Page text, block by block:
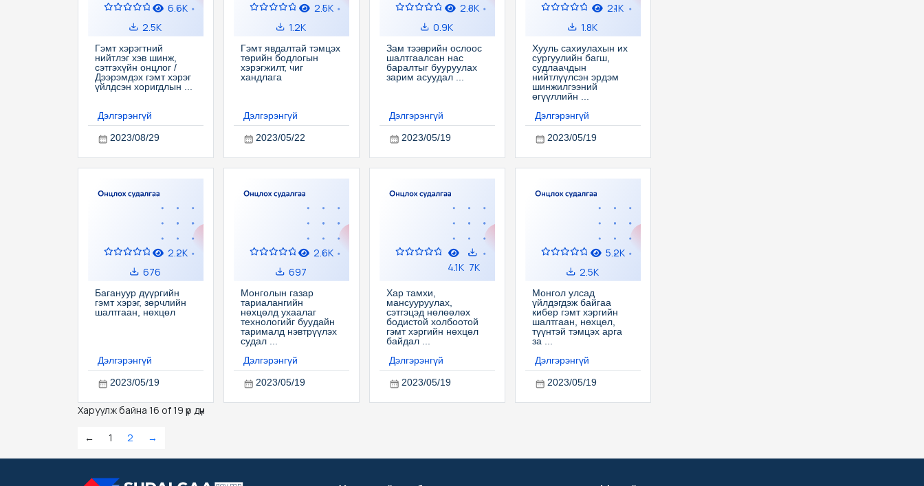
6.6K
2.5K
Гэмт хэрэгтний
нийтлэг хэв шинж,
сэтгэхүйн онцлог /
Дээрэмдэх гэмт хэрэг
үйлдсэн хоригдлын ...
Дэлгэрэнгүй
2023/08/29
2.5K
1.2K
Гэмт явдалтай тэмцэх
төрийн бодлогын
хэрэгжилт, чиг
хандлага
Дэлгэрэнгүй
2023/05/22
2.8K
0.9K
Зам тээврийн ослоос
шалтгаалсан нас
баралтыг бууруулах
зарим асуудал ...
Дэлгэрэнгүй
2023/05/19
2.1K
1.8K
Хууль сахиулахын их
сургуулийн багш,
судлаачдын
нийтлүүлсэн эрдэм
шинжилгээний
өгүүллийн ...
Дэлгэрэнгүй
2023/05/19
2.2K
676
Багануур дүүргийн
гэмт хэрэг, зөрчлийн
шалтгаан, нөхцөл
Дэлгэрэнгүй
2023/05/19
2.6K
697
Монголын газар
тариалангийн
нөхцөлд ухаалаг
технологийг буудайн
тарималд нэвтрүүлэх
судал ...
Дэлгэрэнгүй
2023/05/19
4.1K 7K
Хар тамхи,
мансууруулах,
сэтгэцэд нөлөөлөх
бодистой холбоотой
гэмт хэргийн нөхцөл
байдал ...
Дэлгэрэнгүй
2023/05/19
5.2K
2.5K
Монгол улсад
үйлдэгдэж байгаа
кибер гэмт хэргийн
шалтгаан, нөхцөл,
түүнтэй тэмцэх арга
за ...
Дэлгэрэнгүй
2023/05/19
Харуулж байна 16 of 19 үр дүн
← 1 2 →